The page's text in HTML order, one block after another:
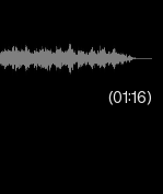
01:16